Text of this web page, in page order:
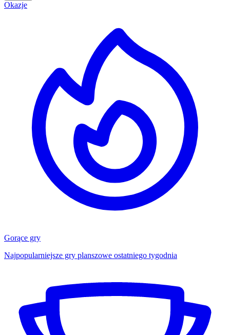
Okazje
Gorące gry
Najpopularniejsze gry planszowe ostatniego tygodnia